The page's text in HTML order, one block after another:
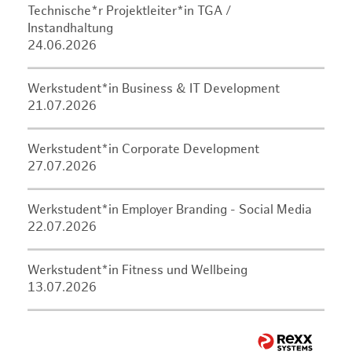
Technische*r Projektleiter*in TGA /
Instandhaltung
24.06.2026
Werkstudent*in Business & IT Development
21.07.2026
Werkstudent*in Corporate Development
27.07.2026
Werkstudent*in Employer Branding - Social Media
22.07.2026
Werkstudent*in Fitness und Wellbeing
13.07.2026